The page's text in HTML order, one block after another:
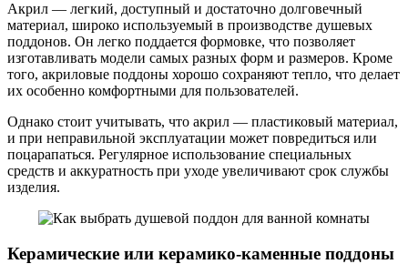
Акрил — легкий, доступный и достаточно долговечный
материал, широко используемый в производстве душевых
поддонов. Он легко поддается формовке, что позволяет
изготавливать модели самых разных форм и размеров. Кроме
того, акриловые поддоны хорошо сохраняют тепло, что делает
их особенно комфортными для пользователей.
Однако стоит учитывать, что акрил — пластиковый материал,
и при неправильной эксплуатации может повредиться или
поцарапаться. Регулярное использование специальных
средств и аккуратность при уходе увеличивают срок службы
изделия.
Керамические или керамико-каменные поддоны